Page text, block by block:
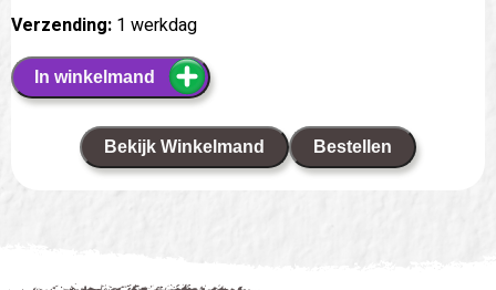
Verzending: 1 werkdag
In winkelmand
Bekijk Winkelmand Bestellen